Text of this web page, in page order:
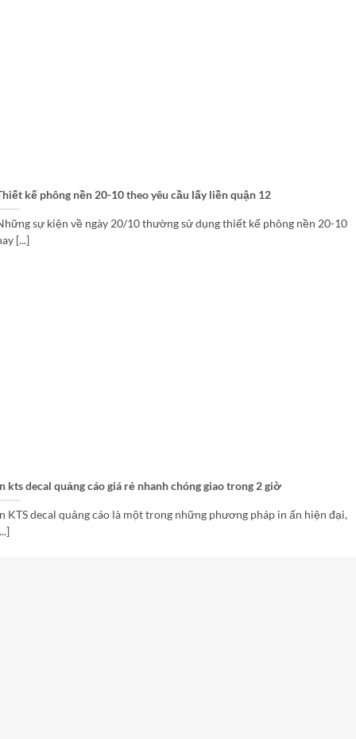
kế phông nền 20-10 theo yêu cầu lấy liền quận 12
sự kiện về ngày 20/10 thường sử dụng thiết kế phông nền 20-10
[...]
kts decal quảng cáo giá rẻ nhanh chóng giao trong 2 giờ
KTS decal quảng cáo là một trong những phương pháp in ấn hiện đại,